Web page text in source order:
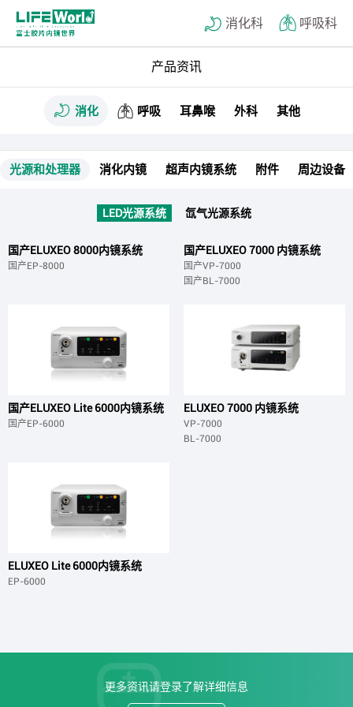
消化科 呼吸科
产品资讯
消化 呼吸 耳鼻喉 外科 其他
光源和处理器 消化内镜 超声内镜系统 附件 周边设备
LED光源系统 氙气光源系统
国产ELUXEO 8000内镜系统
国产EP-8000
国产ELUXEO 7000 内镜系统
国产VP-7000
国产BL-7000
国产ELUXEO Lite 6000内镜系统
国产EP-6000
ELUXEO 7000 内镜系统
VP-7000
BL-7000
ELUXEO Lite 6000内镜系统
EP-6000
更多资讯请登录了解详细信息